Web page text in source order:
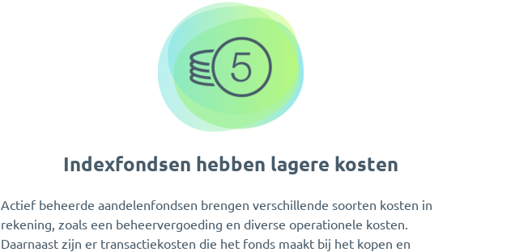
Indexfondsen hebben lagere kosten
Actief beheerde aandelenfondsen brengen verschillende soorten kosten in
rekening, zoals een beheervergoeding en diverse operationele kosten.
Daarnaast zijn er transactiekosten die het fonds maakt bij het kopen en